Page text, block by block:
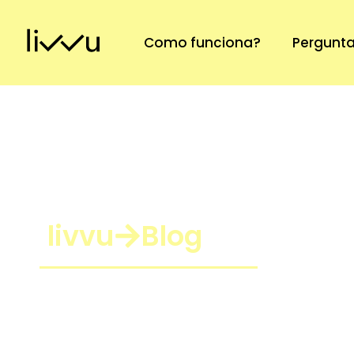
Como funciona?
livvu Blog